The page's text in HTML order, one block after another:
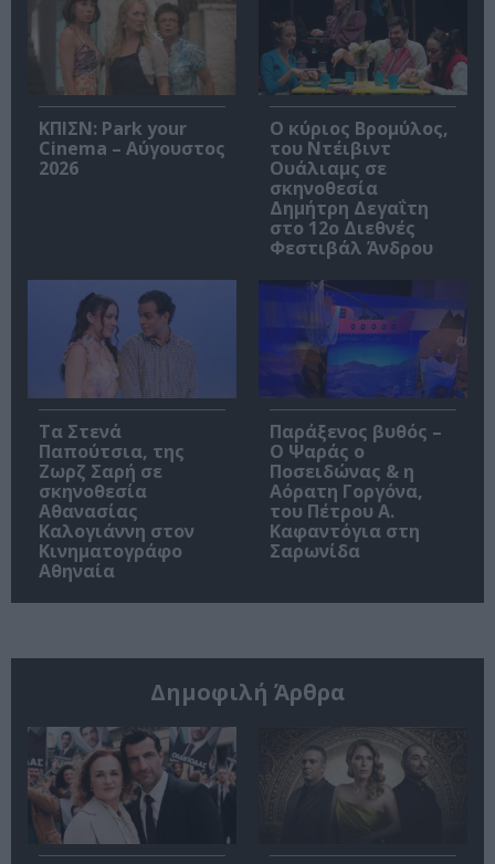
ΚΠΙΣΝ: Park your
Cinema – Αύγουστος
2026
O κύριος Βρομύλος,
του Ντέιβιντ
Ουάλιαμς σε
σκηνοθεσία
Δημήτρη Δεγαΐτη
στο 12ο Διεθνές
Φεστιβάλ Άνδρου
Τα Στενά
Παπούτσια, της
Ζωρζ Σαρή σε
σκηνοθεσία
Αθανασίας
Καλογιάννη στον
Κινηματογράφο
Αθηναία
Παράξενος βυθός –
Ο Ψαράς ο
Ποσειδώνας & η
Αόρατη Γοργόνα,
του Πέτρου Α.
Καφαντόγια στη
Σαρωνίδα
Δημοφιλή Άρθρα